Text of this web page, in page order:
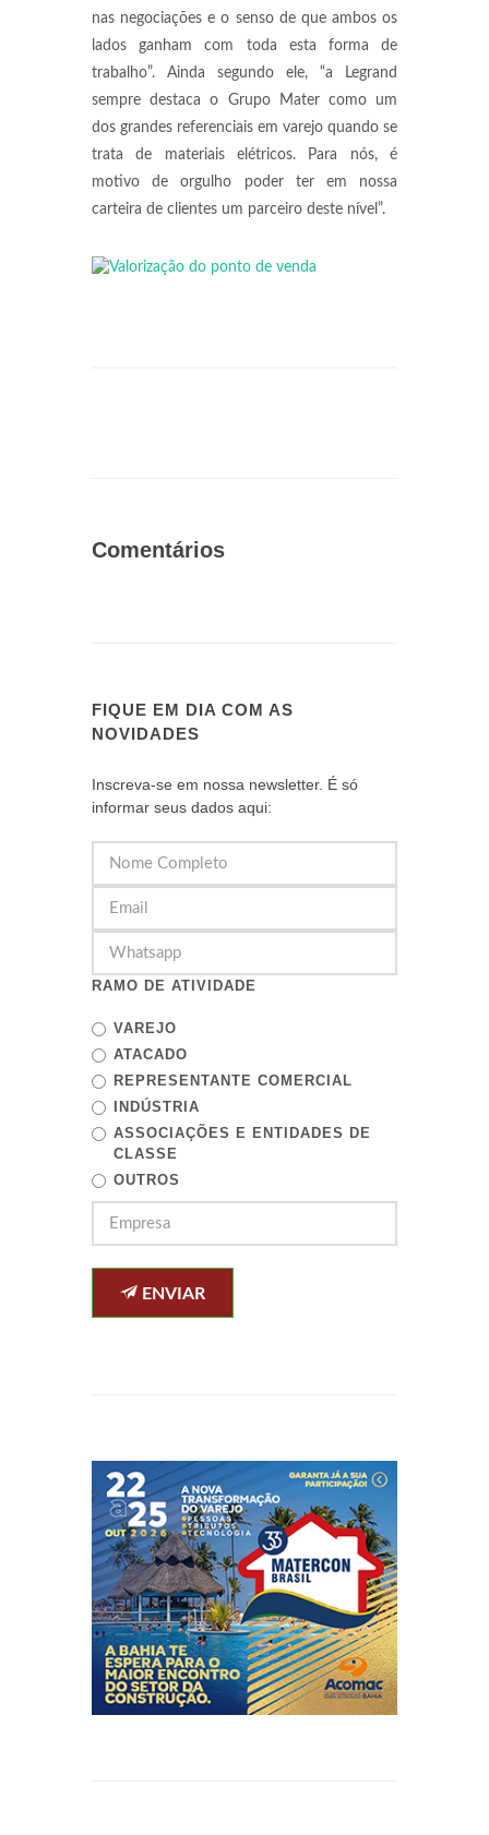
nas negociações e o senso de que ambos os
lados ganham com toda esta forma de
trabalho”. Ainda segundo ele, “a Legrand
sempre destaca o Grupo Mater como um
dos grandes referenciais em varejo quando se
trata de materiais elétricos. Para nós, é
motivo de orgulho poder ter em nossa
carteira de clientes um parceiro deste nível”.
Comentários
FIQUE EM DIA COM AS
NOVIDADES
Inscreva-se em nossa newsletter. É só
informar seus dados aqui:
RAMO DE ATIVIDADE
VAREJO
ATACADO
REPRESENTANTE COMERCIAL
INDÚSTRIA
ASSOCIAÇÕES E ENTIDADES DE
CLASSE
OUTROS
ENVIAR